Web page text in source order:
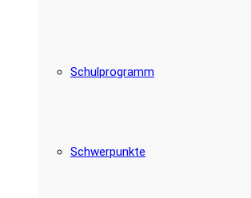
Schulprogramm
Schwerpunkte